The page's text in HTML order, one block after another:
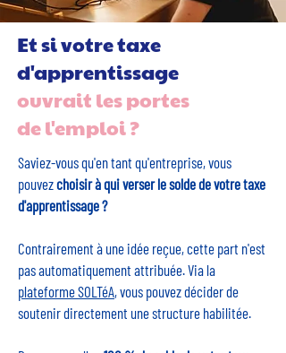
Et si votre taxe
d'apprentissage
ouvrait les portes
de l'emploi ?
Saviez-vous qu'en tant qu'entreprise, vous
pouvezchoisir à qui verser le solde de votre taxe
d'apprentissage ?
Contrairement à une idée reçue, cette part n'est
pas automatiquement attribuée. Via la
plateforme SOLTéA, vous pouvez décider de
soutenir directement une structure habilitée.